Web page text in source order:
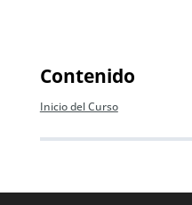
Contenido
Inicio del Curso